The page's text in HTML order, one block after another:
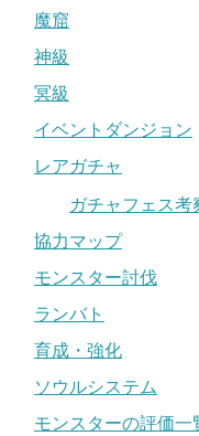
魔窟
神級
冥級
イベントダンジョン
レアガチャ
ガチャフェス考
協力マップ
モンスター討伐
ランバト
育成・強化
ソウルシステム
モンスターの評価一